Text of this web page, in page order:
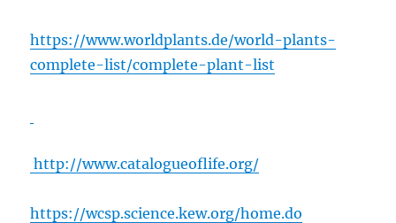
https://www.worldplants.de/world-plants-
complete-list/complete-plant-list
http://www.catalogueoflife.org/
https://wcsp.science.kew.org/home.do